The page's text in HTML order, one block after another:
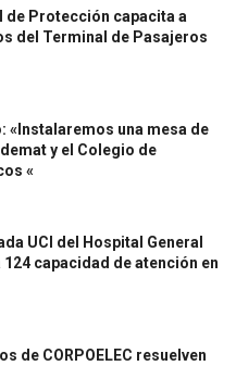
de Protección capacita a
del Terminal de Pasajeros
«Instalaremos una mesa de
y el Colegio de
«
UCI del Hospital General
124 capacidad de atención en
de CORPOELEC resuelven